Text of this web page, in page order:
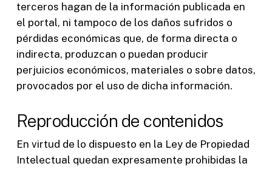
terceros hagan de la información publicada en
el portal, ni tampoco de los daños sufridos o
pérdidas económicas que, de forma directa o
indirecta, produzcan o puedan producir
perjuicios económicos, materiales o sobre datos,
provocados por el uso de dicha información.
Reproducción de contenidos
En virtud de lo dispuesto en la Ley de Propiedad
Intelectual quedan expresamente prohibidas la